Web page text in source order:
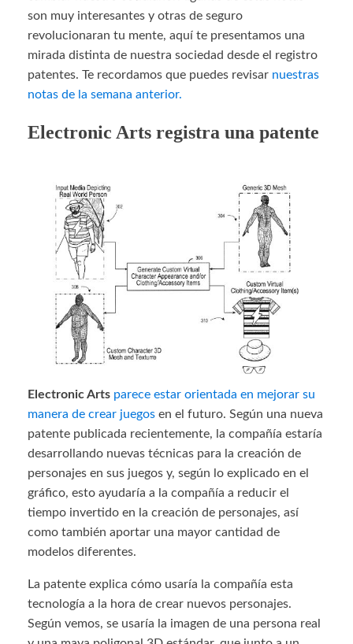
son muy interesantes y otras de seguro
revolucionaran tu mente, aquí te presentamos una
mirada distinta de nuestra sociedad desde el registro
patentes. Te recordamos que puedes revisar nuestras
notas de la semana anterior.
Electronic Arts registra una patente
Electronic Arts parece estar orientada en mejorar su
manera de crear juegos en el futuro. Según una nueva
patente publicada recientemente, la compañía estaría
desarrollando nuevas técnicas para la creación de
personajes en sus juegos y, según lo explicado en el
gráfico, esto ayudaría a la compañía a reducir el
tiempo invertido en la creación de personajes, así
como también aportar una mayor cantidad de
modelos diferentes.
La patente explica cómo usaría la compañía esta
tecnología a la hora de crear nuevos personajes.
Según vemos, se usaría la imagen de una persona real